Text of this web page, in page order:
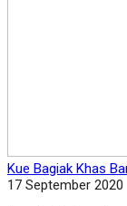
Kue Bagiak Khas
17 September 2020